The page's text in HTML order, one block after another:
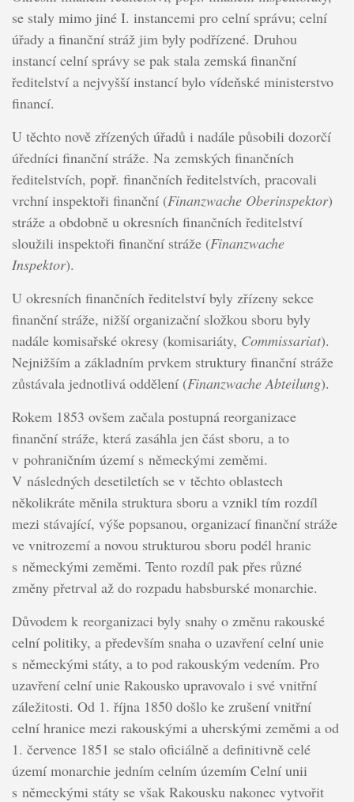
se staly mimo jiné I. instancemi pro celní správu; celní
úřady a finanční stráž jim byly podřízené. Druhou
instancí celní správy se pak stala zemská finanční
ředitelství a nejvyšší instancí bylo vídeňské ministerstvo
financí.
U těchto nově zřízených úřadů i nadále působili dozorčí
úředníci finanční stráže. Na zemských finančních
ředitelstvích, popř. finančních ředitelstvích, pracovali
vrchní inspektoři finanční (Finanzwache Oberinspektor)
stráže a obdobně u okresních finančních ředitelství
sloužili inspektoři finanční stráže (Finanzwache
Inspektor).
U okresních finančních ředitelství byly zřízeny sekce
finanční stráže, nižší organizační složkou sboru byly
nadále komisařské okresy (komisariáty, Commissariat).
Nejnižším a základním prvkem struktury finanční stráže
zůstávala jednotlivá oddělení (Finanzwache Abteilung).
Rokem 1853 ovšem začala postupná reorganizace
finanční stráže, která zasáhla jen část sboru, a to
v pohraničním území s německými zeměmi.
V následných desetiletích se v těchto oblastech
několikráte měnila struktura sboru a vznikl tím rozdíl
mezi stávající, výše popsanou, organizací finanční stráže
ve vnitrozemí a novou strukturou sboru podél hranic
s německými zeměmi. Tento rozdíl pak přes různé
změny přetrval až do rozpadu habsburské monarchie.
Důvodem k reorganizaci byly snahy o změnu rakouské
celní politiky, a především snaha o uzavření celní unie
s německými státy, a to pod rakouským vedením. Pro
uzavření celní unie Rakousko upravovalo i své vnitřní
záležitosti. Od 1. října 1850 došlo ke zrušení vnitřní
celní hranice mezi rakouskými a uherskými zeměmi a od
1. července 1851 se stalo oficiálně a definitivně celé
území monarchie jedním celním územím Celní unii
s německými státy se však Rakousku nakonec vytvořit